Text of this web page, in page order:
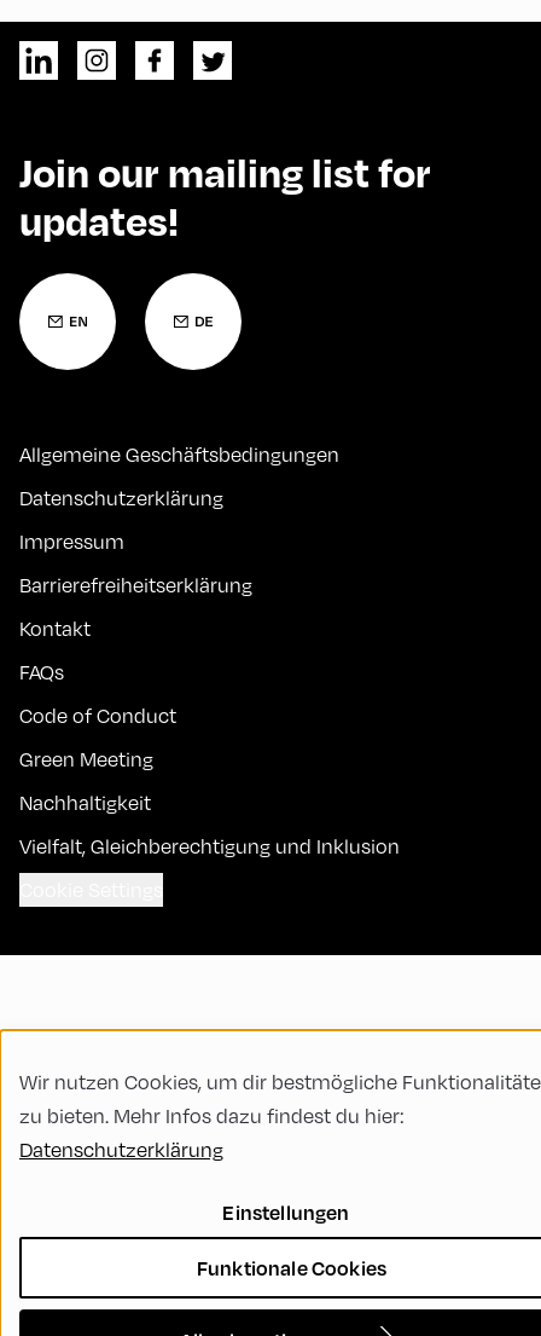
Join our mailing list for
updates!
Allgemeine Geschäftsbedingungen
Datenschutzerklärung
Impressum
Barrierefreiheitserklärung
Kontakt
FAQs
Code of Conduct
Green Meeting
Nachhaltigkeit
Vielfalt, Gleichberechtigung und Inklusion
Wir nutzen Cookies, um dir bestmögliche
zu bieten. Mehr Infos dazu findest du hier:
Datenschutzerklärung
Einstellungen
Funktionale Cookies